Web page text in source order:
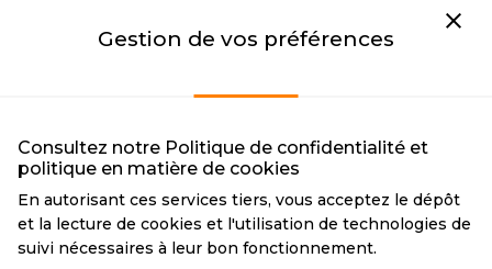
PANTONE 602C
PANTONE 368C
LIME STONE
PANTONE 7500C
HEXA #dacfa6
RGB
218 207 166
MINT GREEN
PANTONE 573C
HEXA #bfe0d7
RGB 191 224 215
Gestion de vos préférences
Consultez notre Politique de confidentialité et
politique en matière de cookies
En autorisant ces services tiers, vous acceptez le dépôt
et la lecture de cookies et l'utilisation de technologies de
suivi nécessaires à leur bon fonctionnement.